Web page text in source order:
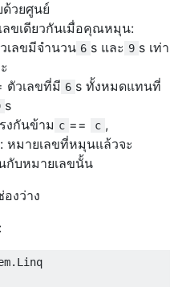
ด้วยศูนย์
ลขเดียวกันเมื่อคุณหมุน:
เลขมีจำนวน 6 s และ 9 s เท่า
ตัวเลขที่มี 6 s ทั้งหมดแทนที่
s
งกันข้าม c == c ,
หมายเลขที่หมุนแล้วจะ
กับหมายเลขนั้น
งว่าง
. Linq